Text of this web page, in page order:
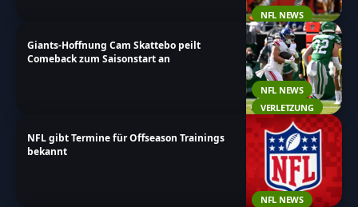
NFL NEWS
NFL NEWS
VERLETZUNG
Giants-Hoffnung Cam Skattebo peilt
Comeback zum Saisonstart an
NFL NEWS
NFL gibt Termine für Offseason Trainings
bekannt